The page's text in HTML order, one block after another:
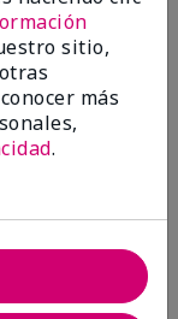
amigo
sitio,
más
.